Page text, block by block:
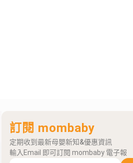
訂閱 mombaby
定期收到最新母嬰新知&優惠資訊
輸入Email 即可訂閱 mombaby 電子報